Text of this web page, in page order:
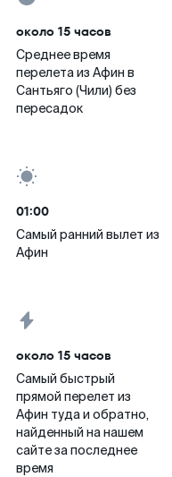
около 15 часов
Среднее время
перелета из Афин в
Сантьяго (Чили) без
пересадок
01:00
Самый ранний вылет из
Афин
около 15 часов
Самый быстрый
прямой перелет из
Афин туда и обратно,
найденный на нашем
сайте за последнее
время